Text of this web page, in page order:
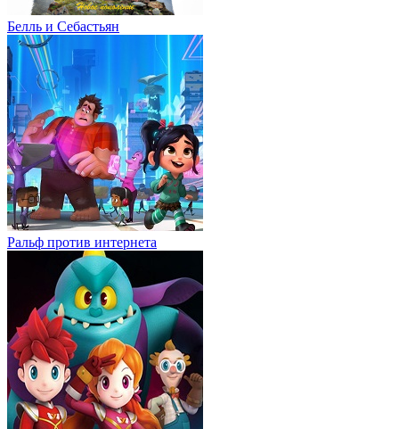
Белль и Себастьян
Ральф против интернета